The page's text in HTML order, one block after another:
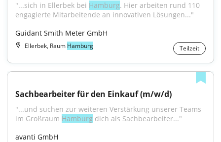
"...sich in Ellerbek bei Hamburg. Hier arbeiten rund 110
engagierte Mitarbeitende an innovativen Lösungen..."
Guidant Smith Meter GmbH
Ellerbek, Raum Hamburg Teilzeit
Sachbearbeiter für den Einkauf (m/w/d)
"...und suchen zur weiteren Verstärkung unserer Teams
im Großraum Hamburg dich als Sachbearbeiter..."
avanti GmbH